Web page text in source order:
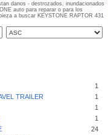
danos - destrozados, inundacionados
auto para reparar o para los
a buscar KEYSTONE RAPTOR 431
1
TRAILER
1
1
1
24